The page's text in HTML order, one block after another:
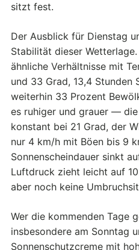
sitzt fest.
Der Ausblick für Dienstag
Stabilität dieser
ähnliche Verhältnisse mit
und 33 Grad, 13,4 Stunden
weiterhin 33 Prozent
es ruhiger und grauer —
konstant bei 21 Grad, der
nur 4 km/h mit Böen bis 9
Sonnenscheindauer sinkt
Luftdruck zieht leicht auf
aber noch keine
Wer die kommenden Tage
insbesondere am Sonntag
Sonnenschutzcreme mit